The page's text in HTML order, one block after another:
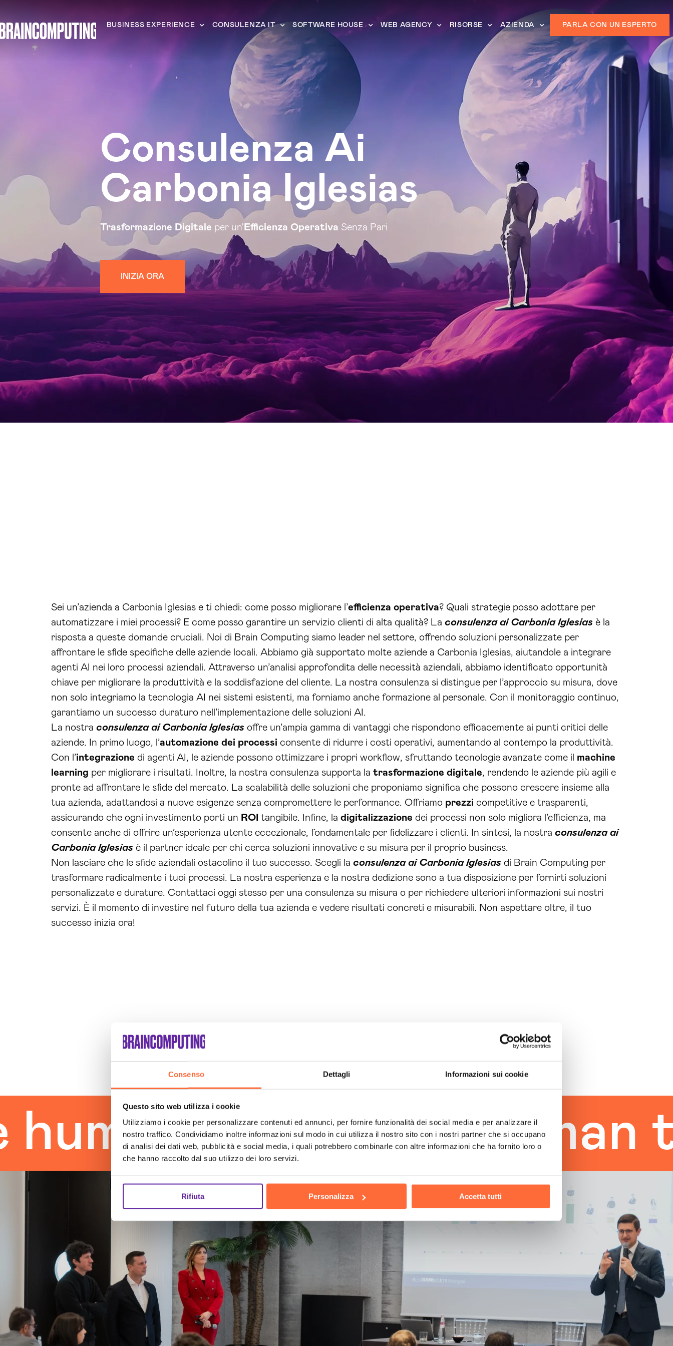
Consenso Dettagli Informazioni sui cookie
Questo sito web utilizza i cookie
Utilizziamo i cookie per personalizzare contenuti ed annunci, per fornire funzionalità dei social media e per analizzare il
nostro traffico. Condividiamo inoltre informazioni sul modo in cui utilizza il nostro sito con i nostri partner che si occupano
di analisi dei dati web, pubblicità e social media, i quali potrebbero combinarle con altre informazioni che ha fornito loro o
che hanno raccolto dal suo utilizzo dei loro servizi.
Rifiuta Personalizza Accetta tutti
BUSINESS EXPERIENCE CONSULENZA IT SOFTWARE HOUSE WEB AGENCY RISORSE AZIENDA PARLA CON UN ESPERTO
Consulenza Ai
Carbonia Iglesias
Trasformazione Digitale per un' Efficienza Operativa Senza Pari
INIZIA ORA
Sei un’azienda a Carbonia Iglesias e ti chiedi: come posso migliorare l’efficienza operativa? Quali strategie posso adottare per
automatizzare i miei processi? E come posso garantire un servizio clienti di alta qualità? La consulenza ai Carbonia Iglesias è la
risposta a queste domande cruciali. Noi di Brain Computing siamo leader nel settore, offrendo soluzioni personalizzate per
affrontare le sfide specifiche delle aziende locali. Abbiamo già supportato molte aziende a Carbonia Iglesias, aiutandole a integrare
agenti AI nei loro processi aziendali. Attraverso un’analisi approfondita delle necessità aziendali, abbiamo identificato opportunità
chiave per migliorare la produttività e la soddisfazione del cliente. La nostra consulenza si distingue per l’approccio su misura, dove
non solo integriamo la tecnologia AI nei sistemi esistenti, ma forniamo anche formazione al personale. Con il monitoraggio continuo,
garantiamo un successo duraturo nell’implementazione delle soluzioni AI.
La nostra consulenza ai Carbonia Iglesias offre un’ampia gamma di vantaggi che rispondono efficacemente ai punti critici delle
aziende. In primo luogo, l’automazione dei processi consente di ridurre i costi operativi, aumentando al contempo la produttività.
Con l’integrazione di agenti AI, le aziende possono ottimizzare i propri workflow, sfruttando tecnologie avanzate come il machine
learning per migliorare i risultati. Inoltre, la nostra consulenza supporta la trasformazione digitale, rendendo le aziende più agili e
pronte ad affrontare le sfide del mercato. La scalabilità delle soluzioni che proponiamo significa che possono crescere insieme alla
tua azienda, adattandosi a nuove esigenze senza compromettere le performance. Offriamo prezzi competitive e trasparenti,
assicurando che ogni investimento porti un ROI tangibile. Infine, la digitalizzazione dei processi non solo migliora l’efficienza, ma
consente anche di offrire un’esperienza utente eccezionale, fondamentale per fidelizzare i clienti. In sintesi, la nostra consulenza ai
Carbonia Iglesias è il partner ideale per chi cerca soluzioni innovative e su misura per il proprio business.
Non lasciare che le sfide aziendali ostacolino il tuo successo. Scegli la consulenza ai Carbonia Iglesias di Brain Computing per
trasformare radicalmente i tuoi processi. La nostra esperienza e la nostra dedizione sono a tua disposizione per fornirti soluzioni
personalizzate e durature. Contattaci oggi stesso per una consulenza su misura o per richiedere ulteriori informazioni sui nostri
servizi. È il momento di investire nel futuro della tua azienda e vedere risultati concreti e misurabili. Non aspettare oltre, il tuo
successo inizia ora!
touch the human